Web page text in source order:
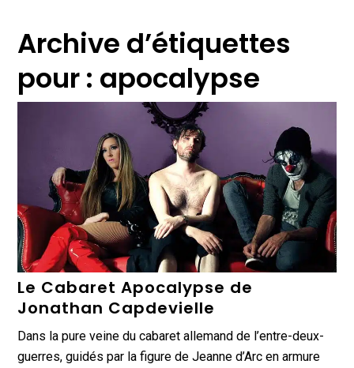
Archive d’étiquettes
pour : apocalypse
Le Cabaret Apocalypse de
Jonathan Capdevielle
Dans la pure veine du cabaret allemand de l’entre-deux-
guerres, guidés par la figure de Jeanne d’Arc en armure